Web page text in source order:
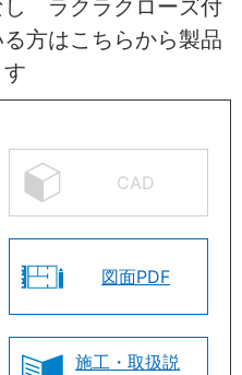
ラクラクローズ付
方はこちらから製品
CAD
図面PDF
施工・取扱説